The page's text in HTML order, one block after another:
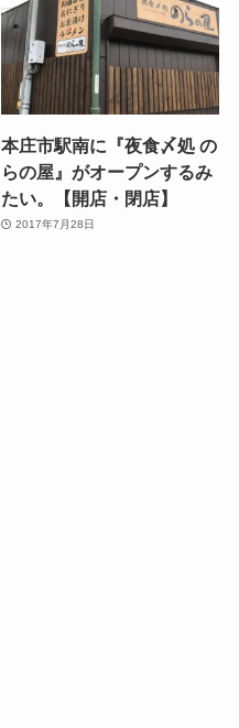
本庄市駅南に『夜食〆処 の
らの屋』がオープンするみ
たい。【開店・閉店】
2017年7月28日